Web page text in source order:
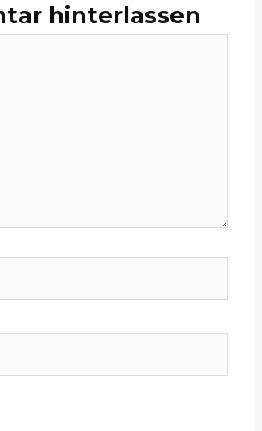
hinterlassen